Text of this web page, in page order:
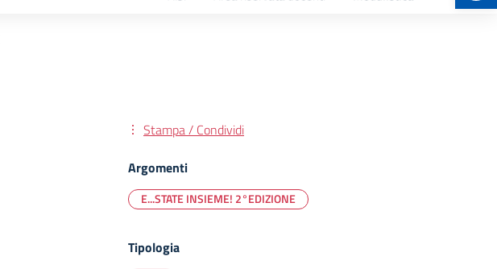
Stampa / Condividi
Argomenti
E...STATE INSIEME! 2°EDIZIONE
Tipologia